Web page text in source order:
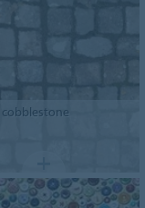
cobblestone